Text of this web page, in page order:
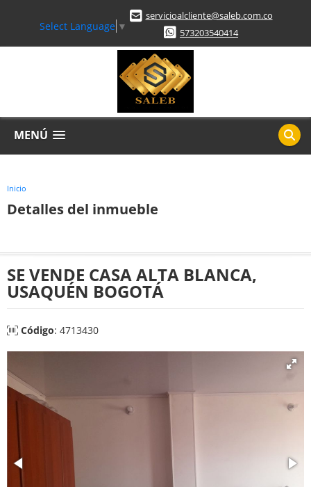
Select Language ▼
servicioalcliente@saleb.com.co
573203540414
MENÚ
Inicio
Detalles del inmueble
SE VENDE CASA ALTA BLANCA,
USAQUÉN BOGOTÁ
Código: 4713430